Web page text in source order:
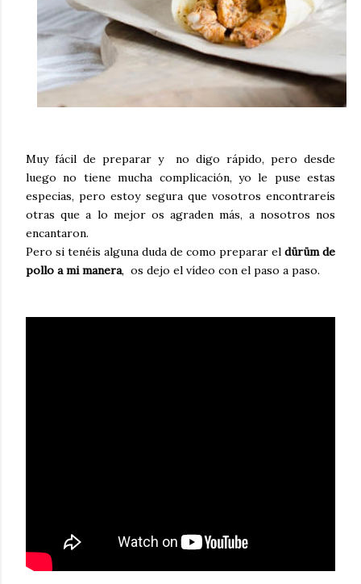
Muy fácil de preparar y no digo rápido, pero desde
luego no tiene mucha complicación, yo le puse estas
especias, pero estoy segura que vosotros encontrareís
otras que a lo mejor os agraden más, a nosotros nos
encantaron.
Pero si tenéis alguna duda de como preparar el dürüm de
pollo a mi manera, os dejo el vídeo con el paso a paso.